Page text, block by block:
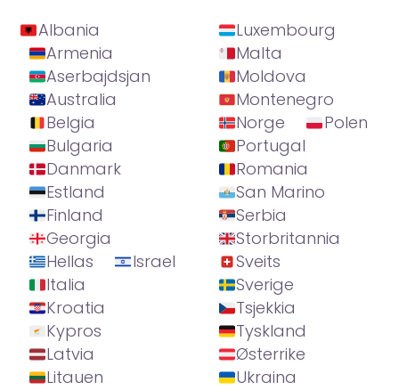
Albania
Armenia
Aserbajdsjan
Australia
Belgia
Bulgaria
Danmark
Estland
Finland
Georgia
Hellas
Israel
Italia
Kroatia
Kypros
Latvia
Litauen
Luxembourg
Malta
Moldova
Montenegro
Norge
Polen
Portugal
Romania
San Marino
Serbia
Storbritannia
Sveits
Sverige
Tsjekkia
Tyskland
Østerrike
Ukraina